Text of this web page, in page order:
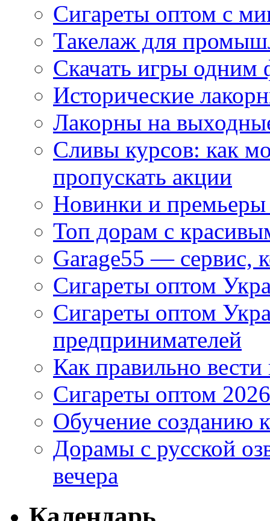
Сигареты оптом с
Такелаж для
Скачать игры одним
Исторические
Лакорны на
Сливы курсов: как
пропускать акции
Новинки и
Топ дорам с
Garage55 — сервис,
Сигареты оптом
Сигареты оптом
предпринимателей
Как правильно
Сигареты оптом
Обучение созданию
Дорамы с русской
вечера